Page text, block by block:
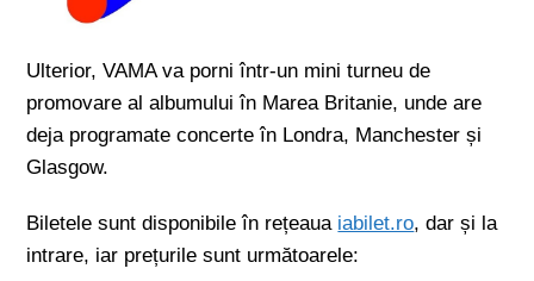
Ulterior, VAMA va porni într-un mini turneu de
promovare al albumului în Marea Britanie, unde are
deja programate concerte în Londra, Manchester și
Glasgow.
Biletele sunt disponibile în rețeaua iabilet.ro, dar și la
intrare, iar prețurile sunt următoarele: